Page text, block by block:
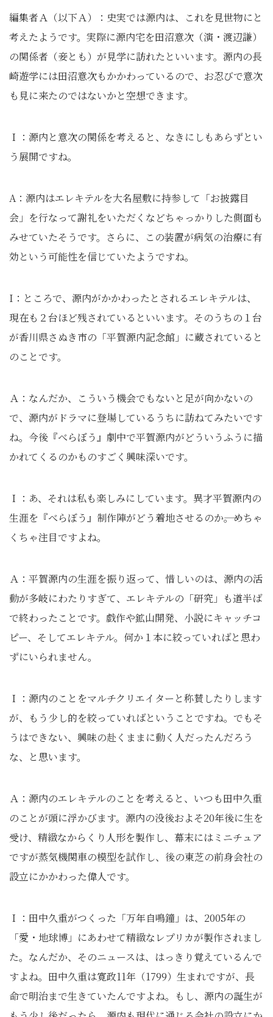
編集者Ａ（以下Ａ）：史実では源内は、これを見世物にと
考えたようです。実際に源内宅を田沼意次（演・渡辺謙）
の関係者（妾とも）が見学に訪れたといいます。源内の長
崎遊学には田沼意次もかかわっているので、お忍びで意次
も見に来たのではないかと空想できます。
Ｉ：源内と意次の関係を考えると、なきにしもあらずとい
う展開ですね。
A：源内はエレキテルを大名屋敷に持参して「お披露目
会」を行なって謝礼をいただくなどちゃっかりした側面も
みせていたそうです。さらに、この装置が病気の治療に有
効という可能性を信じていたようですね。
I：ところで、源内がかかわったとされるエレキテルは、
現在も２台ほど残されているといいます。そのうちの１台
が香川県さぬき市の「平賀源内記念館」に蔵されていると
のことです。
Ａ：なんだか、こういう機会でもないと足が向かないの
で、源内がドラマに登場しているうちに訪ねてみたいです
ね。今後『べらぼう』劇中で平賀源内がどういうふうに描
かれてくるのかものすごく興味深いです。
Ｉ：あ、それは私も楽しみにしています。異才平賀源内の
生涯を『べらぼう』制作陣がどう着地させるのか――。めちゃ
くちゃ注目ですよね。
Ａ：平賀源内の生涯を振り返って、惜しいのは、源内の活
動が多岐にわたりすぎて、エレキテルの「研究」も道半ば
で終わったことです。戯作や鉱山開発、小説にキャッチコ
ピー、そしてエレキテル。何か１本に絞っていればと思わ
ずにいられません。
Ｉ：源内のことをマルチクリエイターと称賛したりします
が、もう少し的を絞っていればということですね。でもそ
うはできない、興味の赴くままに動く人だったんだろう
な、と思います。
Ａ：源内のエレキテルのことを考えると、いつも田中久重
のことが頭に浮かびます。源内の没後およそ20年後に生を
受け、精緻なからくり人形を製作し、幕末にはミニチュア
ですが蒸気機関車の模型を試作し、後の東芝の前身会社の
設立にかかわった偉人です。
Ｉ：田中久重がつくった「万年自鳴鐘」は、2005年の
「愛・地球博」にあわせて精緻なレプリカが製作されまし
た。なんだか、そのニュースは、はっきり覚えているんで
すよね。田中久重は寛政11年（1799）生まれですが、長
命で明治まで生きていたんですよね。もし、源内の誕生が